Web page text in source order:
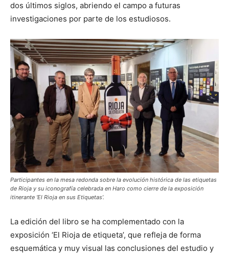
dos últimos siglos, abriendo el campo a futuras
investigaciones por parte de los estudiosos.
Participantes en la mesa redonda sobre la evolución histórica de las etiquetas
de Rioja y su iconografía celebrada en Haro como cierre de la exposición
itinerante ‘El Rioja en sus Etiquetas’.
La edición del libro se ha complementado con la
exposición ‘El Rioja de etiqueta’, que refleja de forma
esquemática y muy visual las conclusiones del estudio y